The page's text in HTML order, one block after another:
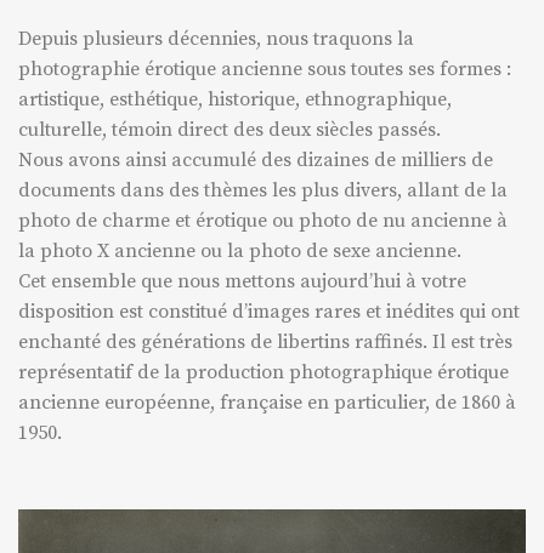
Depuis plusieurs décennies, nous traquons la
photographie érotique ancienne sous toutes ses formes :
artistique, esthétique, historique, ethnographique,
culturelle, témoin direct des deux siècles passés.
Nous avons ainsi accumulé des dizaines de milliers de
documents dans des thèmes les plus divers, allant de la
photo de charme et érotique ou photo de nu ancienne à
la photo X ancienne ou la photo de sexe ancienne.
Cet ensemble que nous mettons aujourd’hui à votre
disposition est constitué d’images rares et inédites qui ont
enchanté des générations de libertins raffinés. Il est très
représentatif de la production photographique érotique
ancienne européenne, française en particulier, de 1860 à
1950.